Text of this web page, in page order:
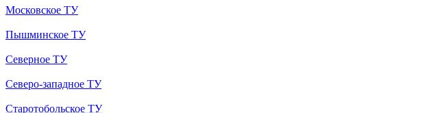
Московское ТУ
Пышминское ТУ
Северное ТУ
Северо-западное ТУ
Старотобольское ТУ